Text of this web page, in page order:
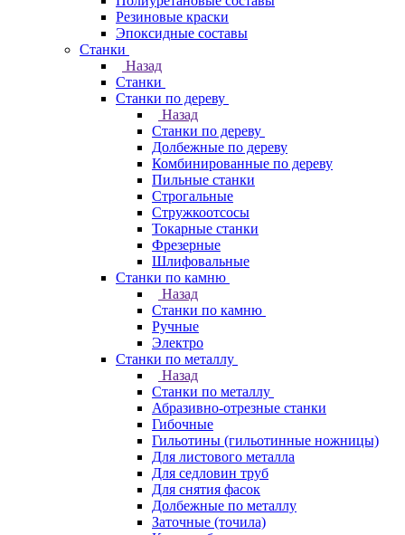
Резиновые краски
Эпоксидные составы
Станки
Назад
Станки
Станки по дереву
Назад
Станки по дереву
Долбежные по дереву
Комбинированные по дереву
Пильные станки
Строгальные
Стружкоотсосы
Токарные станки
Фрезерные
Шлифовальные
Станки по камню
Назад
Станки по камню
Ручные
Электро
Станки по металлу
Назад
Станки по металлу
Абразивно-отрезные станки
Гибочные
Гильотины (гильотинные ножницы)
Для листового металла
Для седловин труб
Для снятия фасок
Долбежные по металлу
Заточные (точила)